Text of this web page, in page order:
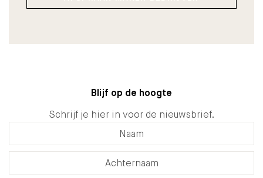
Blijf op de hoogte
Schrijf je hier in voor de nieuwsbrief.